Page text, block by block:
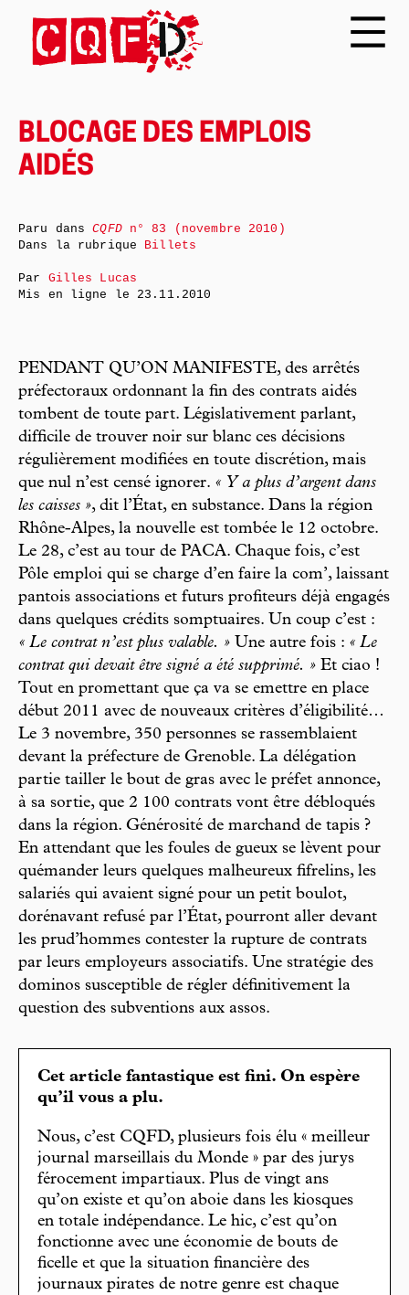
BLOCAGE DES EMPLOIS
AIDÉS
PENDANT QU’ON MANIFESTE, des arrêtés
préfectoraux ordonnant la fin des contrats aidés
tombent de toute part. Législativement parlant,
difficile de trouver noir sur blanc ces décisions
régulièrement modifiées en toute discrétion, mais
que nul n’est censé ignorer. « Y a plus d’argent dans
les caisses », dit l’État, en substance. Dans la région
Rhône-Alpes, la nouvelle est tombée le 12 octobre.
Le 28, c’est au tour de PACA. Chaque fois, c’est
Pôle emploi qui se charge d’en faire la com’, laissant
pantois associations et futurs profiteurs déjà engagés
dans quelques crédits somptuaires. Un coup c’est :
« Le contrat n’est plus valable. » Une autre fois : « Le
contrat qui devait être signé a été supprimé. » Et ciao !
Tout en promettant que ça va se emettre en place
début 2011 avec de nouveaux critères d’éligibilité…
Le 3 novembre, 350 personnes se rassemblaient
devant la préfecture de Grenoble. La délégation
partie tailler le bout de gras avec le préfet annonce,
à sa sortie, que 2 100 contrats vont être débloqués
dans la région. Générosité de marchand de tapis ?
En attendant que les foules de gueux se lèvent pour
quémander leurs quelques malheureux fifrelins, les
salariés qui avaient signé pour un petit boulot,
dorénavant refusé par l’État, pourront aller devant
les prud’hommes contester la rupture de contrats
par leurs employeurs associatifs. Une stratégie des
dominos susceptible de régler définitivement la
question des subventions aux assos.
Cet article fantastique est fini. On espère
qu’il vous a plu.
Nous, c’est CQFD, plusieurs fois élu « meilleur
journal marseillais du Monde » par des jurys
férocement impartiaux. Plus de vingt ans
qu’on existe et qu’on aboie dans les kiosques
en totale indépendance. Le hic, c’est qu’on
fonctionne avec une économie de bouts de
ficelle et que la situation financière des
journaux pirates de notre genre est chaque
Paru dansCQFDn° 83 (novembre 2010)
Dans la rubrique Billets
Par Gilles Lucas
Mis en ligne le 23.11.2010